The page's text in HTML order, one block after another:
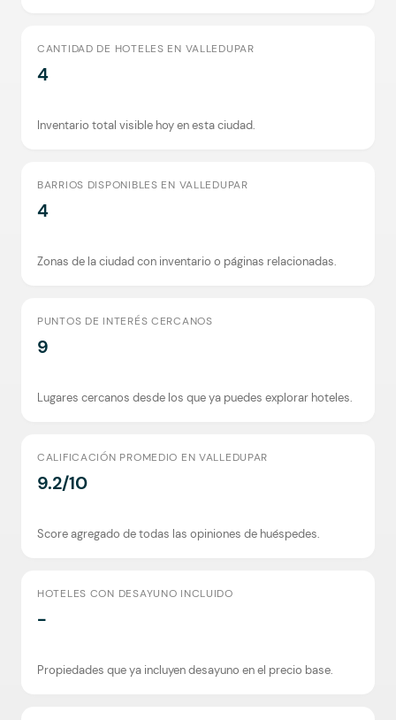
CANTIDAD DE HOTELES EN VALLEDUPAR
4
Inventario total visible hoy en esta ciudad.
BARRIOS DISPONIBLES EN VALLEDUPAR
4
Zonas de la ciudad con inventario o páginas relacionadas.
PUNTOS DE INTERÉS CERCANOS
9
Lugares cercanos desde los que ya puedes explorar hoteles.
CALIFICACIÓN PROMEDIO EN VALLEDUPAR
9.2/10
Score agregado de todas las opiniones de huéspedes.
HOTELES CON DESAYUNO INCLUIDO
-
Propiedades que ya incluyen desayuno en el precio base.